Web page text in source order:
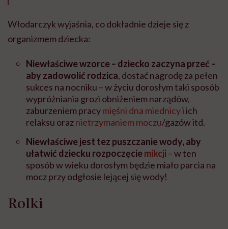
Włodarczyk wyjaśnia, co dokładnie dzieje się z
organizmem dziecka:
Niewłaściwe wzorce – dziecko zaczyna przeć –
aby zadowolić rodzica, dostać nagrodę za pełen
sukces na nocniku – w życiu dorosłym taki sposób
wypróżniania grozi obniżeniem narządów,
zaburzeniem pracymięśni dna miednicyi ich
relaksu oraznietrzymaniem moczu/gazów itd.
Niewłaściwe jest tez puszczanie wody, aby
ułatwić dziecku rozpoczęciemikcji – w ten
sposób w wieku dorosłym będzie miało parcia na
mocz przy odgłosie lejącej się wody!
Rolki